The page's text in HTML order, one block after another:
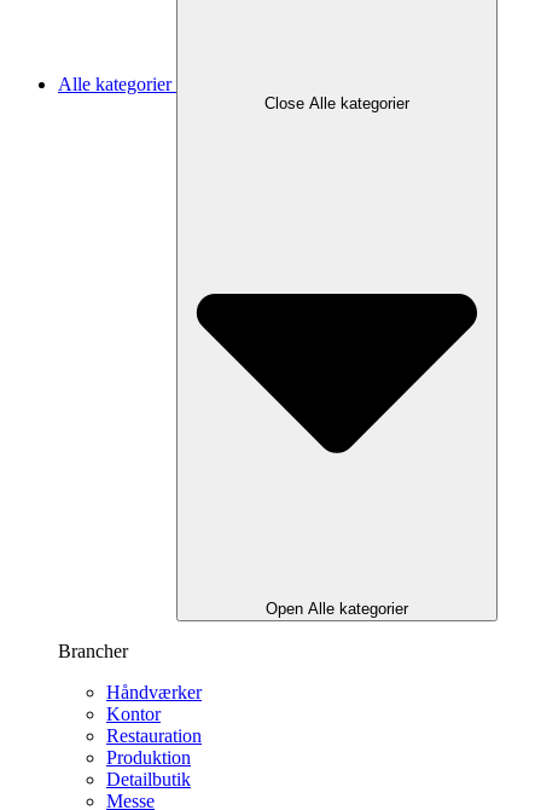
Alle kategorier
Close Alle kategorier
Open Alle kategorier
Brancher
Håndværker
Kontor
Restauration
Produktion
Detailbutik
Messe